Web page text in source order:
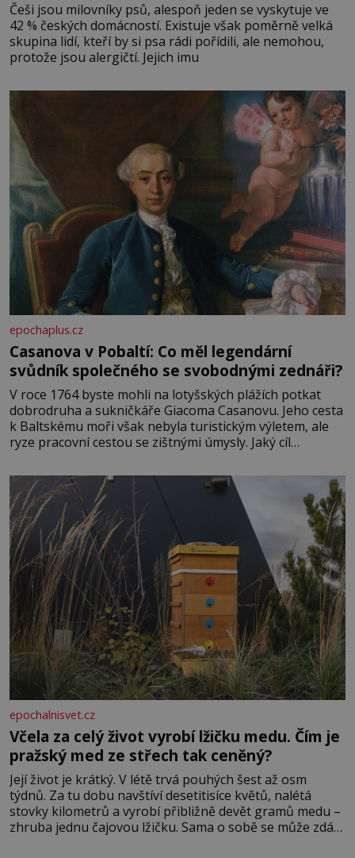
Češi jsou milovníky psů, alespoň jeden se vyskytuje ve
42 % českých domácností. Existuje však poměrně velká
skupina lidí, kteří by si psa rádi pořídili, ale nemohou,
protože jsou alergičtí. Jejich imu
epochaplus.cz
Casanova v Pobaltí: Co měl legendární
svůdník společného se svobodnými zednáři?
V roce 1764 byste mohli na lotyšských plážích potkat
dobrodruha a sukničkáře Giacoma Casanovu. Jeho cesta
k Baltskému moři však nebyla turistickým výletem, ale
ryze pracovní cestou se zištnými úmysly. Jaký cíl
lotyšské Rigy? Casanova v Pobaltí kontaktoval tamní
zednářské lóže. Nebyl v této oblasti žádným nováčkem,
protože do zednářské
epochalnisvet.cz
Včela za celý život vyrobí lžičku medu. Čím je
pražský med ze střech tak ceněný?
Její život je krátký. V létě trvá pouhých šest až osm
týdnů. Za tu dobu navštíví desetitisíce květů, nalétá
stovky kilometrů a vyrobí přibližně devět gramů medu –
zhruba jednu čajovou lžičku. Sama o sobě se může zdát